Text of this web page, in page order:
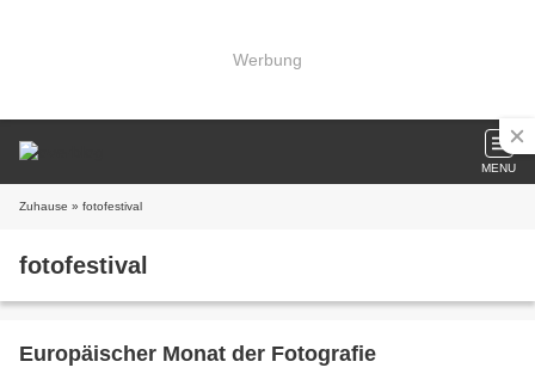
Werbung
MENU
Zuhause » fotofestival
fotofestival
Europäischer Monat der Fotografie